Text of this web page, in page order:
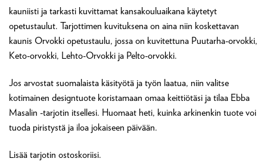
kauniisti ja tarkasti kuvittamat kansakouluaikana käytetyt
opetustaulut. Tarjottimen kuvituksena on aina niin koskettavan
kaunis Orvokki opetustaulu, jossa on kuvitettuna Puutarha-orvokki,
Keto-orvokki, Lehto-Orvokki ja Pelto-orvokki.
Jos arvostat suomalaista käsityötä ja työn laatua, niin valitse
kotimainen designtuote koristamaan omaa keittiötäsi ja tilaa Ebba
Masalin -tarjotin itsellesi. Huomaat heti, kuinka arkinenkin tuote voi
tuoda piristystä ja iloa jokaiseen päivään.
Lisää tarjotin ostoskoriisi.